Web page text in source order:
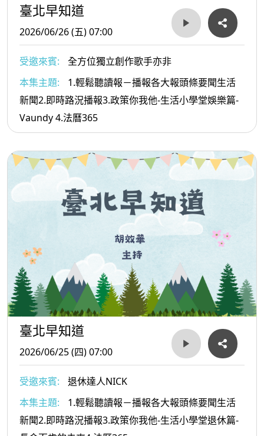
臺北早知道
2026/06/26 (五) 07:00
受邀來賓:
全方位獨立創作歌手亦非
本集主題:
1.輕鬆聽讀報－播報各大報頭條要聞生活
新聞2.即時路況播報3.政策你我他-生活小學堂娛樂篇-
Vaundy 4.法曆365
臺北早知道
2026/06/25 (四) 07:00
受邀來賓:
退休達人NICK
本集主題:
1.輕鬆聽讀報－播報各大報頭條要聞生活
新聞2.即時路況播報3.政策你我他-生活小學堂退休篇-